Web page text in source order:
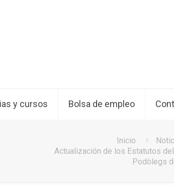
y cursos Bolsa de empleo
Inicio
Actualización de los Estatutos
Podòlegs